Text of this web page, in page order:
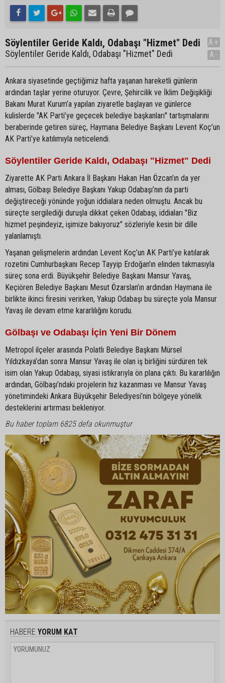
Söylentiler Geride Kaldı, Odabaşı "Hizmet" Dedi
Söylentiler Geride Kaldı, Odabaşı "Hizmet" Dedi
A+
A-
Ankara siyasetinde geçtiğimiz hafta yaşanan hareketli günlerin
ardından taşlar yerine oturuyor. Çevre, Şehircilik ve İklim Değişikliği
Bakanı Murat Kurum’a yapılan ziyaretle başlayan ve günlerce
kulislerde "AK Parti’ye geçecek belediye başkanları" tartışmalarını
beraberinde getiren süreç, Haymana Belediye Başkanı Levent Koç’un
AK Parti’ye katılımıyla neticelendi.
Söylentiler Geride Kaldı, Odabaşı "Hizmet" Dedi
Ziyarette AK Parti Ankara İl Başkanı Hakan Han Özcan’ın da yer
alması, Gölbaşı Belediye Başkanı Yakup Odabaşı’nın da parti
değiştireceği yönünde yoğun iddialara neden olmuştu. Ancak bu
süreçte sergilediği duruşla dikkat çeken Odabaşı, iddiaları "Biz
hizmet peşindeyiz, işimize bakıyoruz" sözleriyle kesin bir dille
yalanlamıştı.
Yaşanan gelişmelerin ardından Levent Koç’un AK Parti’ye katılarak
rozetini Cumhurbaşkanı Recep Tayyip Erdoğan’ın elinden takmasıyla
süreç sona erdi. Büyükşehir Belediye Başkanı Mansur Yavaş,
Keçiören Belediye Başkanı Mesut Özarslan’ın ardından Haymana ile
birlikte ikinci firesini verirken, Yakup Odabaşı bu süreçte yola Mansur
Yavaş ile devam etme kararlılığını korudu.
Gölbaşı ve Odabaşı İçin Yeni Bir Dönem
Metropol ilçeler arasında Polatlı Belediye Başkanı Mürsel
Yıldızkaya’dan sonra Mansur Yavaş ile olan iş birliğini sürdüren tek
isim olan Yakup Odabaşı, siyasi istikrarıyla ön plana çıktı. Bu kararlılığın
ardından, Gölbaşı’ndaki projelerin hız kazanması ve Mansur Yavaş
yönetimindeki Ankara Büyükşehir Belediyesi’nin bölgeye yönelik
desteklerini artırması bekleniyor.
Bu haber toplam 6825 defa okunmuştur
HABERE YORUM KAT